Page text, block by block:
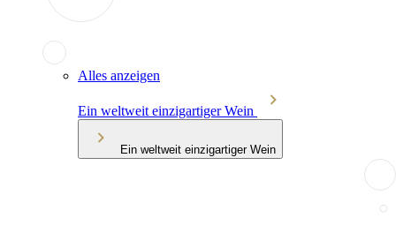
Alles anzeigen
Ein weltweit einzigartiger Wein
Ein weltweit einzigartiger Wein